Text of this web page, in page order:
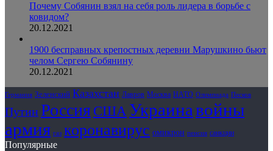
Почему Собянин взял на себя роль лидера в борьбе с
ковидом?
20.12.2021
1900 бесправных крепостных деревни Марушкино бьют
челом Сергею Собянину
20.12.2021
Германия Зеленский Казахстан Лавров Москва НАТО Олимпиада Песков
Путин РоссияСШАУкраинавойны
армия газ коронавирус омикрон пенсия санкции
Популярные